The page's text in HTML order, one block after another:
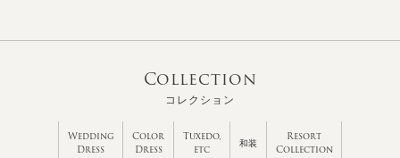
Collection
コレクション
Wedding
Dress
Color
Dress
Tuxedo,
etc
和装
Resort
Collection